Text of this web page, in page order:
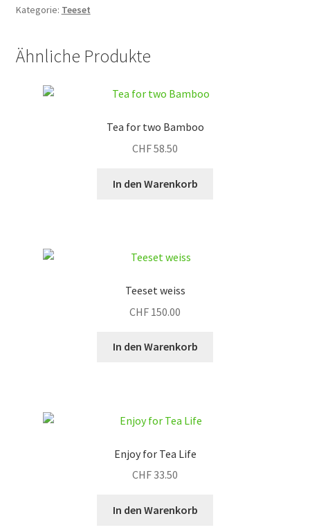
Menge
Kategorie: Teeset
Ähnliche Produkte
Tea for two Bamboo
CHF58.50
In den Warenkorb
Teeset weiss
CHF 150.00
In den Warenkorb
Enjoy for Tea Life
CHF33.50
In den Warenkorb